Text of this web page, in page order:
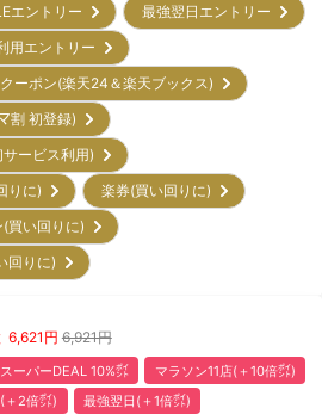
エントリー
最強翌日エントリー
用エントリー
クーポン(楽天24＆楽天ブックス)
割 初登録)
サービス利用)
りに)
楽券(買い回りに)
(買い回りに)
回りに)
6,621 円 6,921円
スーパーDEAL 10%㌽
マラソン11店(＋10倍㌽)
＋2倍㌽)
最強翌日(＋1倍㌽)